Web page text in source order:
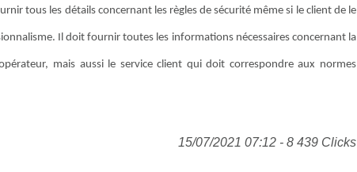
tous les détails concernant les règles de sécurité même si le client de le
Il doit fournir toutes les informations nécessaires concernant la
mais aussi le service client qui doit correspondre aux normes
15/07/2021 07:12 - 8 439 Clicks